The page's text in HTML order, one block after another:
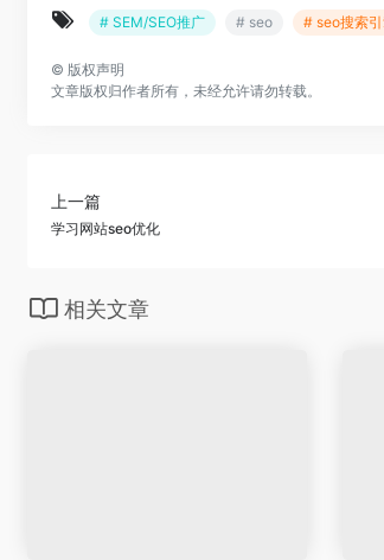
# SEM/SEO推广 # seo # seo搜索
© 版权声明
文章版权归作者所有，未经允许请勿转载。
上一篇
学习网站seo优化
相关文章